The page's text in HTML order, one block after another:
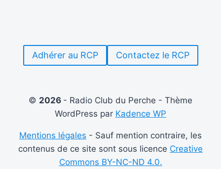
Adhérer au RCP Contactez le RCP
© 2026 - Radio Club du Perche - Thème
WordPress par Kadence WP
Mentions légales - Sauf mention contraire, les
contenus de ce site sont sous licence Creative
Commons BY-NC-ND 4.0.